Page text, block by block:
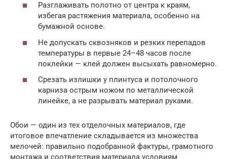
Разглаживать полотно от центра к краям,
избегая растяжения материала, особенно на
бумажной основе.
Не допускать сквозняков и резких перепадов
температуры в первые 24–48 часов после
поклейки — клей должен высыхать равномерно.
Срезать излишки у плинтуса и потолочного
карниза острым ножом по металлической
линейке, а не разрывать материал руками.
Обои — один из тех отделочных материалов, где
итоговое впечатление складывается из множества
мелочей: правильно подобранной фактуры, грамотного
монтажа и соответствия материала условиям